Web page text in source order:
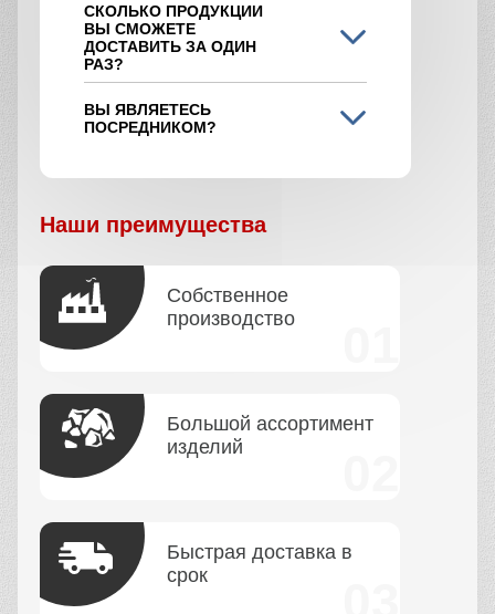
СКОЛЬКО ПРОДУКЦИИ
ВЫ СМОЖЕТЕ
ДОСТАВИТЬ ЗА ОДИН
РАЗ?
ВЫ ЯВЛЯЕТЕСЬ
ПОСРЕДНИКОМ?
Наши преимущества
Собственное
производство
Большой ассортимент
изделий
Быстрая доставка в
срок